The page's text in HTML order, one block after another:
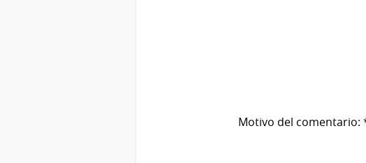
Motivo del comentario: